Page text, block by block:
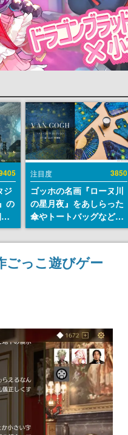
ジ
の
イ
て
注目度 3850
ゴッホの名画『ローヌ川
の星月夜』をあしらった
傘やトートバッグなどが
登場。8月7日21時より2
日間限定で予約販売
ごっこ遊びゲー